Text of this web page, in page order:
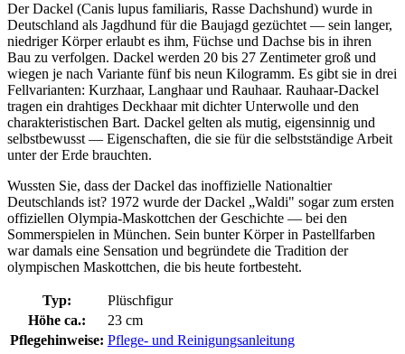
Der Dackel (Canis lupus familiaris, Rasse Dachshund) wurde in
Deutschland als Jagdhund für die Baujagd gezüchtet — sein langer,
niedriger Körper erlaubt es ihm, Füchse und Dachse bis in ihren
Bau zu verfolgen. Dackel werden 20 bis 27 Zentimeter groß und
wiegen je nach Variante fünf bis neun Kilogramm. Es gibt sie in drei
Fellvarianten: Kurzhaar, Langhaar und Rauhaar. Rauhaar-Dackel
tragen ein drahtiges Deckhaar mit dichter Unterwolle und den
charakteristischen Bart. Dackel gelten als mutig, eigensinnig und
selbstbewusst — Eigenschaften, die sie für die selbstständige Arbeit
unter der Erde brauchten.
Wussten Sie, dass der Dackel das inoffizielle Nationaltier
Deutschlands ist? 1972 wurde der Dackel „Waldi" sogar zum ersten
offiziellen Olympia-Maskottchen der Geschichte — bei den
Sommerspielen in München. Sein bunter Körper in Pastellfarben
war damals eine Sensation und begründete die Tradition der
olympischen Maskottchen, die bis heute fortbesteht.
Typ:
Plüschfigur
Höhe ca.:
23 cm
Pflegehinweise: Pflege- und Reinigungsanleitung